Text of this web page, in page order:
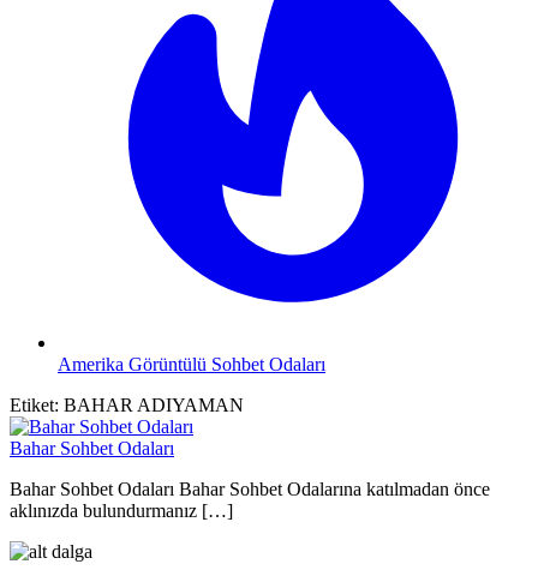
Amerika Görüntülü Sohbet Odaları
Etiket: BAHAR ADIYAMAN
Bahar Sohbet Odaları
Bahar Sohbet Odaları Bahar Sohbet Odalarına katılmadan önce
aklınızda bulundurmanız […]